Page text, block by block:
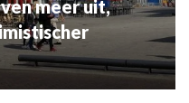
meer uit,